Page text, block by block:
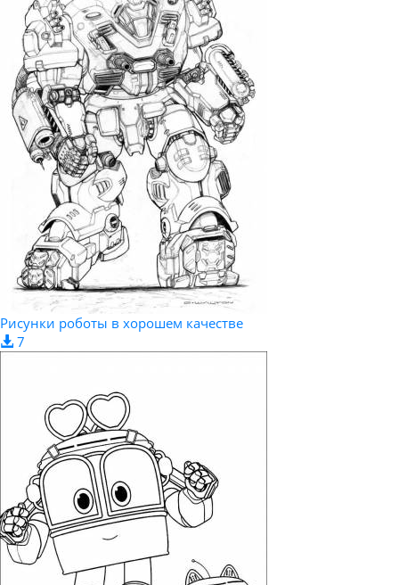
Рисунки роботы в хорошем качестве
7